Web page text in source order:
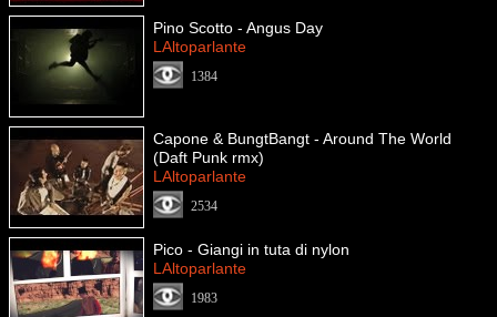
Pino Scotto - Angus Day
LAltoparlante
1384
Capone & BungtBangt - Around The World
(Daft Punk rmx)
LAltoparlante
2534
Pico - Giangi in tuta di nylon
LAltoparlante
1983